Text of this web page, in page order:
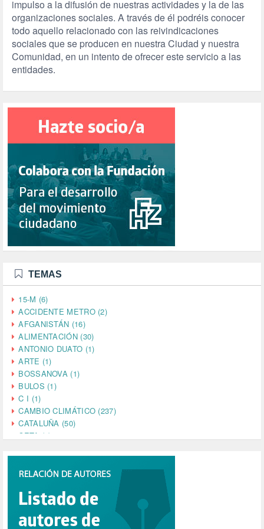
impulso a la difusión de nuestras actividades y la de las
organizaciones sociales. A través de él podréis conocer
todo aquello relacionado con las reivindicaciones
sociales que se producen en nuestra Ciudad y nuestra
Comunidad, en un intento de ofrecer este servicio a las
entidades.
TEMAS
15-M (6)
ACCIDENTE METRO (2)
AFGANISTÁN (16)
ALIMENTACIÓN (30)
ANTONIO DUATO (1)
ARTE (1)
BOSSANOVA (1)
BULOS (1)
C I (1)
CAMBIO CLIMÁTICO (237)
CATALUÑA (50)
CETA (2)
CINE (35)
COMPROMISO (2)
CONFERENCIA (1)
CONSUMO (1)